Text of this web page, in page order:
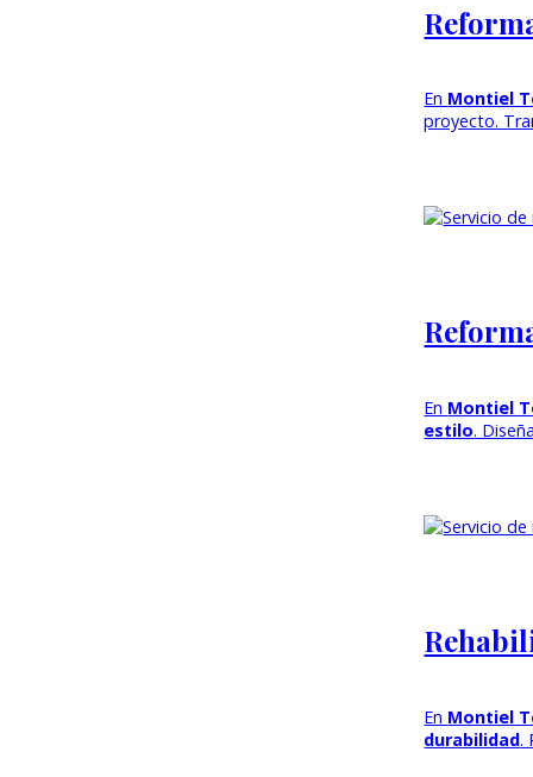
En Montiel
proyecto.
En Montiel
estilo.
En Montiel
durabilidad.